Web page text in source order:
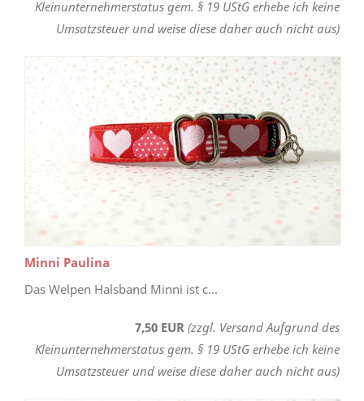
Kleinunternehmerstatus gem. § 19 UStG erhebe ich keine
Umsatzsteuer und weise diese daher auch nicht aus)
Minni Paulina
Das Welpen Halsband Minni ist c...
7,50 EUR (zzgl. Versand Aufgrund des
Kleinunternehmerstatus gem. § 19 UStG erhebe ich keine
Umsatzsteuer und weise diese daher auch nicht aus)